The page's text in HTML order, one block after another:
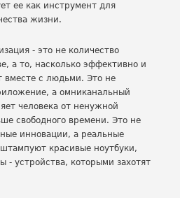
ее как инструмент для
жизни.
- это не количество
а то, насколько эффективно и
вместе с людьми. Это не
а омниканальный
человека от ненужной
свободного времени. Это не
инновации, а реальные
красивые ноутбуки,
- устройства, которыми захотят